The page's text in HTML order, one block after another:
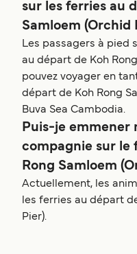
sur les ferries au
Samloem (Orchid
Les passagers à pied
au départ de Koh
pouvez voyager en
départ de Koh Rong
Buva Sea Cambodia.
Puis-je emmener
compagnie sur le
Rong Samloem
Actuellement, les
les ferries au départ
Pier).